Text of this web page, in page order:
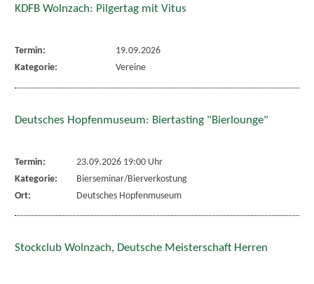
KDFB Wolnzach: Pilgertag mit Vitus
Termin:
19.09.2026
Kategorie:
Vereine
Deutsches Hopfenmuseum: Biertasting "Bierlounge"
Termin:
23.09.2026 19:00 Uhr
Kategorie:
Bierseminar/Bierverkostung
Ort:
Deutsches Hopfenmuseum
Stockclub Wolnzach, Deutsche Meisterschaft Herren